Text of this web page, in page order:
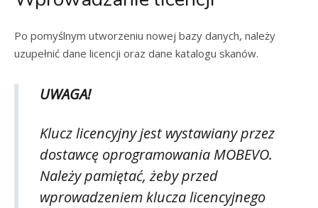
Po pomyślnym utworzeniu nowej bazy danych, należy
uzupełnić dane licencji oraz dane katalogu skanów.
UWAGA!
Klucz licencyjny jest wystawiany przez
dostawcę oprogramowania MOBEVO.
Należy pamiętać, żeby przed
wprowadzeniem klucza licencyjnego